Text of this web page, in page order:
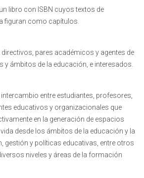
libro con ISBN cuyos textos de
figuran como capítulos.
pares académicos y agentes de
y ámbitos de la educación, e interesados.
entre estudiantes, profesores,
educativos y organizacionales que
en la generación de espacios
desde los ámbitos de la educación y la
gestión y políticas educativas, entre otros
niveles y áreas de la formación